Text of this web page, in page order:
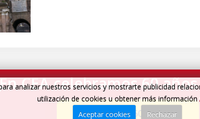
CEA celebramos 60
Cumplimos 60 años→
analizar nuestros servicios y mostrarte publicidad
utilización de cookies u obtener más información
Aceptar cookies
Rechazar